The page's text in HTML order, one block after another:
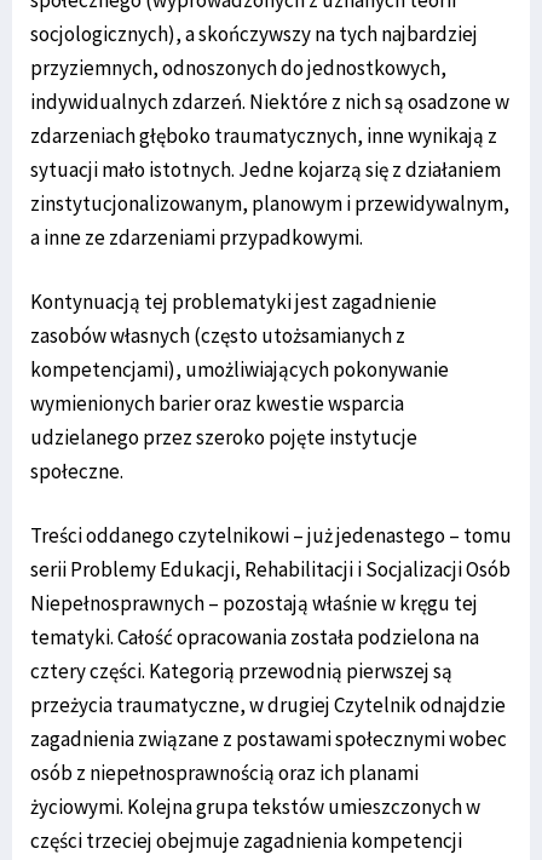
socjologicznych), a skończywszy na tych najbardziej
przyziemnych, odnoszonych do jednostkowych,
indywidualnych zdarzeń. Niektóre z nich są osadzone w
zdarzeniach głęboko traumatycznych, inne wynikają z
sytuacji mało istotnych. Jedne kojarzą się z działaniem
zinstytucjonalizowanym, planowym i przewidywalnym,
a inne ze zdarzeniami przypadkowymi.
Kontynuacją tej problematyki jest zagadnienie
zasobów własnych (często utożsamianych z
kompetencjami), umożliwiających pokonywanie
wymienionych barier oraz kwestie wsparcia
udzielanego przez szeroko pojęte instytucje
społeczne.
Treści oddanego czytelnikowi – już jedenastego – tomu
serii Problemy Edukacji, Rehabilitacji i Socjalizacji Osób
Niepełnosprawnych – pozostają właśnie w kręgu tej
tematyki. Całość opracowania została podzielona na
cztery części. Kategorią przewodnią pierwszej są
przeżycia traumatyczne, w drugiej Czytelnik odnajdzie
zagadnienia związane z postawami społecznymi wobec
osób z niepełnosprawnością oraz ich planami
życiowymi. Kolejna grupa tekstów umieszczonych w
części trzeciej obejmuje zagadnienia kompetencji